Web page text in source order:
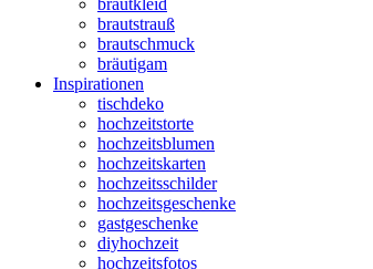
brautkleid
brautstrauß
brautschmuck
bräutigam
Inspirationen
tischdeko
hochzeitstorte
hochzeitsblumen
hochzeitskarten
hochzeitsschilder
hochzeitsgeschenke
gastgeschenke
diyhochzeit
hochzeitsfotos